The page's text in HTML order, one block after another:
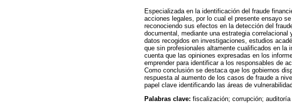
Especializada en la identificación del fraude
acciones legales, por lo cual el presente ensayo
reconociendo sus efectos en la detección del
documental, mediante una estrategia
datos recogidos en investigaciones, estudios
que sin profesionales altamente cualificados en la
cuenta que las opiniones expresadas en los
emprender para identificar a los responsables de
Como conclusión se destaca que los gobiernos
respuesta al aumento de los casos de fraude a
papel clave identificando las áreas de
Palabras clave: fiscalización; corrupción; auditoría